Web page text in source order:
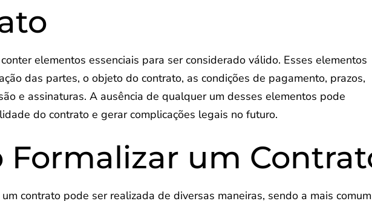
elementos essenciais para ser considerado válido. Esses elementos
das partes, o objeto do contrato, as condições de pagamento, prazos,
e assinaturas. A ausência de qualquer um desses elementos pode
do contrato e gerar complicações legais no futuro.
Formalizar um
contrato pode ser realizada de diversas maneiras, sendo a mais